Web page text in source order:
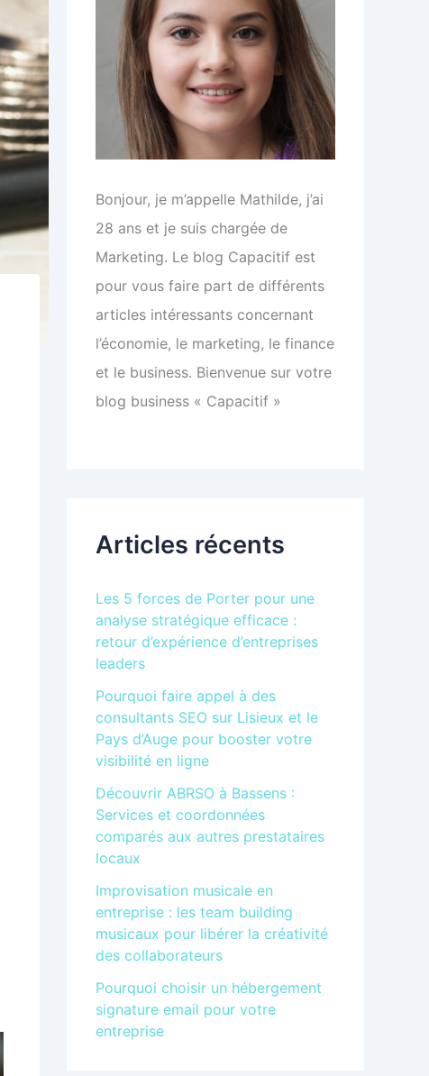
Bonjour, je m’appelle Mathilde, j’ai
28 ans et je suis chargée de
Marketing. Le blog Capacitif est
pour vous faire part de différents
articles intéressants concernant
l’économie, le marketing, le finance
et le business. Bienvenue sur votre
blog business « Capacitif »
Articles récents
Les 5 forces de Porter pour une
analyse stratégique efficace :
retour d’expérience d’entreprises
leaders
Pourquoi faire appel à des
consultants SEO sur Lisieux et le
Pays d’Auge pour booster votre
visibilité en ligne
Découvrir ABRSO à Bassens :
Services et coordonnées
comparés aux autres prestataires
locaux
Improvisation musicale en
entreprise : les team building
musicaux pour libérer la créativité
des collaborateurs
Pourquoi choisir un hébergement
signature email pour votre
entreprise